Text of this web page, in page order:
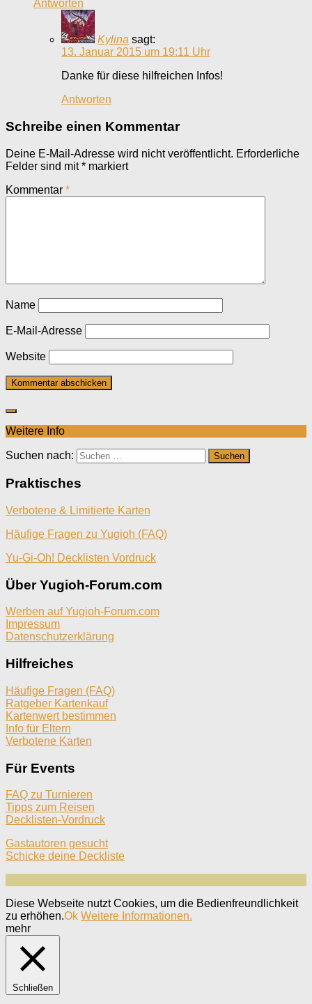
Antworten
Kylina sagt:
13. Januar 2015 um 19:11 Uhr
Danke für diese hilfreichen Infos!
Antworten
Schreibe einen Kommentar
Deine E-Mail-Adresse wird nicht veröffentlicht. Erforderliche
Felder sind mit* markiert
Kommentar *
Name
E-Mail-Adresse
Website
Weitere Info
Suchen nach:
Praktisches
Verbotene & Limitierte Karten
Häufige Fragen zu Yugioh (FAQ)
Yu-Gi-Oh! Decklisten Vordruck
Über Yugioh-Forum.com
Werben auf Yugioh-Forum.com
Impressum
Datenschutzerklärung
Hilfreiches
Häufige Fragen (FAQ)
Ratgeber Kartenkauf
Kartenwert bestimmen
Info für Eltern
Verbotene Karten
Für Events
FAQ zu Turnieren
Tipps zum Reisen
Decklisten-Vordruck
Gastautoren gesucht
Schicke deine Deckliste
Diese Webseite nutzt Cookies, um die Bedienfreundlichkeit
zu erhöhen.Ok Weitere Informationen.
mehr
Schließen